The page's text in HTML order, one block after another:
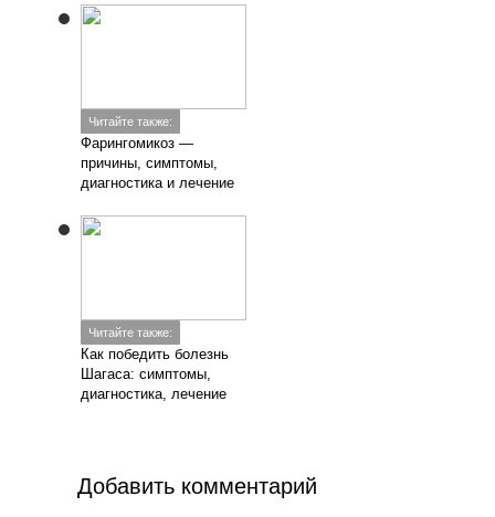
Читайте также:
Фарингомикоз —
причины, симптомы,
диагностика и лечение
Читайте также:
Как победить болезнь
Шагаса: симптомы,
диагностика, лечение
Добавить комментарий